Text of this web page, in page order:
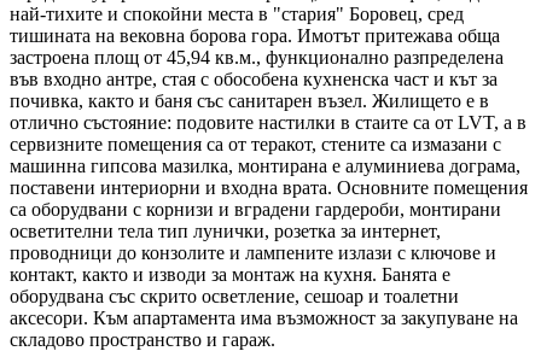
най-тихите и спокойни места в "стария" Боровец, сред
тишината на вековна борова гора. Имотът притежава обща
застроена площ от 45,94 кв.м., функционално разпределена
във входно антре, стая с обособена кухненска част и кът за
почивка, както и баня със санитарен възел. Жилището е в
отлично състояние: подовите настилки в стаите са от LVT, а в
сервизните помещения са от теракот, стените са измазани с
машинна гипсова мазилка, монтирана е алуминиева дограма,
поставени интериорни и входна врата. Основните помещения
са оборудвани с корнизи и вградени гардероби, монтирани
осветителни тела тип лунички, розетка за интернет,
проводници до конзолите и лампените излази с ключове и
контакт, както и изводи за монтаж на кухня. Банята е
оборудвана със скрито осветление, сешоар и тоалетни
аксесори. Към апартамента има възможност за закупуване на
складово пространство и гараж.